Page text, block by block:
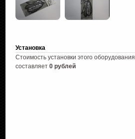
Установка
Стоимость установки этого оборудования
составляет 0 рублей